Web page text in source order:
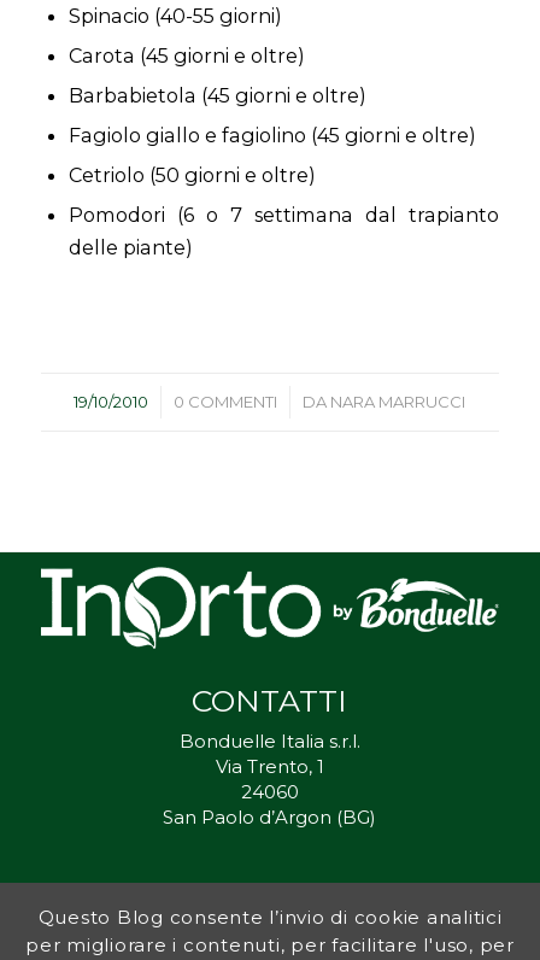
Spinacio (40-55 giorni)
Carota (45 giorni e oltre)
Barbabietola (45 giorni e oltre)
Fagiolo giallo e fagiolino (45 giorni e oltre)
Cetriolo (50 giorni e oltre)
Pomodori (6 o 7 settimana dal trapianto
delle piante)
19/10/2010
/ 0 COMMENTI
/ DA NARA MARRUCCI
CONTATTI
Bonduelle Italia s.r.l.
Via Trento, 1
24060
San Paolo d’Argon (BG)
Inorto.org è dal 2011 il punto di riferimento per gli ortisti italiani, e
fornisce preziosi consigli sia ai più esperti che a nuovi interessati.
Questo Blog consente l’invio di cookie analitici
per migliorare i contenuti, per facilitare l'uso, per